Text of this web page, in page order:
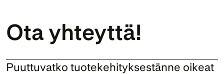
Ota yhteyttä!
Puuttuvatko tuotekehityksestänne oikeat